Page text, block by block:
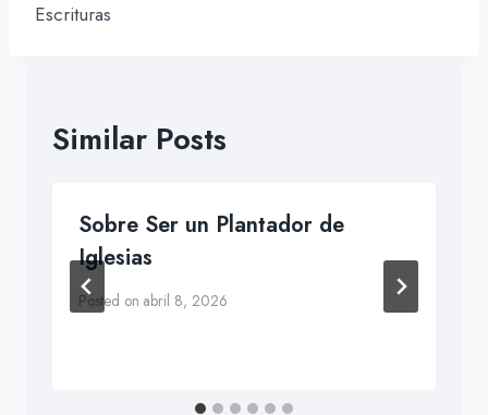
Escrituras
Similar Posts
Sobre Ser un Plantador de
Iglesias
Posted on abril 8, 2026